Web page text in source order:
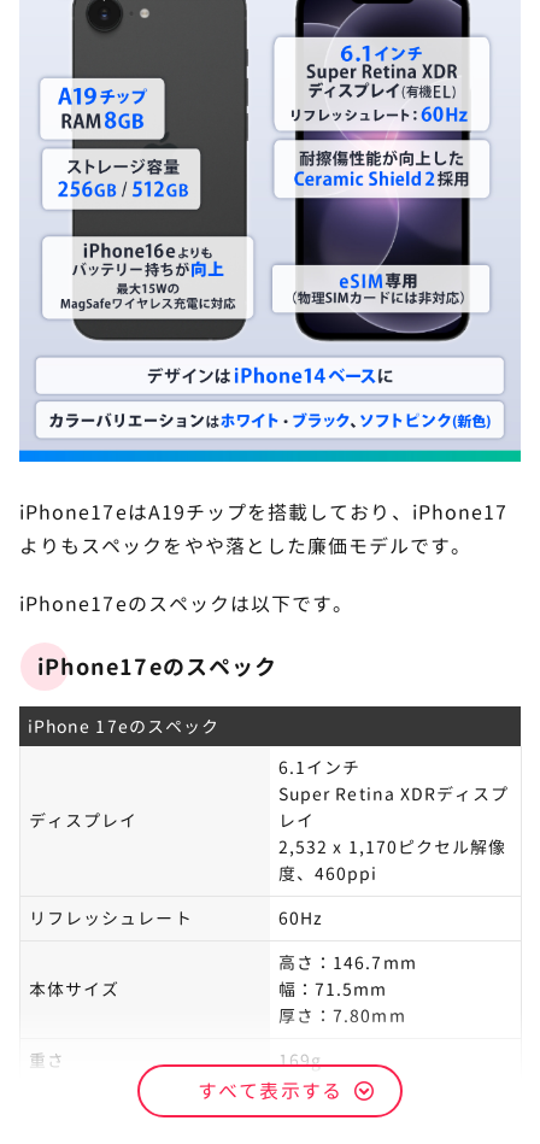
iPhone17eはA19チップを搭載しており、iPhone17
よりもスペックをやや落とした廉価モデルです。
iPhone17eのスペックは以下です。
iPhone17eのスペック
iPhone 17eのスペック
ディスプレイ
6.1インチ
Super Retina XDRディスプ
レイ
2,532 x 1,170ピクセル解像
度、460ppi
リフレッシュレート
60Hz
本体サイズ
高さ：146.7mm
幅：71.5mm
厚さ：7.80mm
重さ
169g
アウトカメラ
広角：4,800万画素
すべて表示する